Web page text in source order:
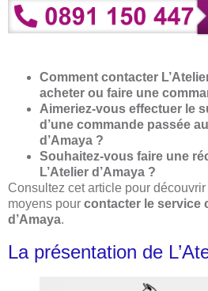
Comment contacter
acheter ou faire une
Aimeriez-vous effectuer le
d’une commande passée
d’Amaya ?
Souhaitez-vous faire une
L’Atelier d’Amaya ?
Consultez cet article pour découvrir
moyens pour contacter le service
d’Amaya.
La présentation de